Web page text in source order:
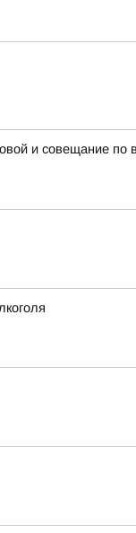
и совещание по